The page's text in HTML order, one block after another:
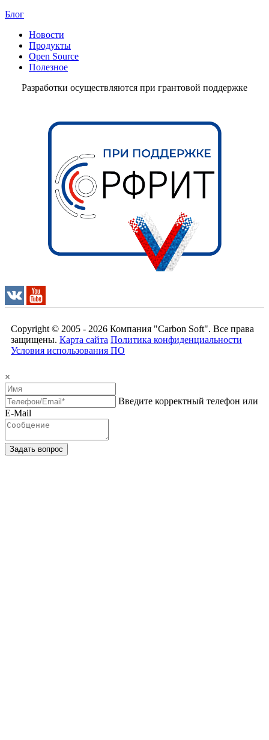
Блог
Новости
Продукты
Open Source
Полезное
Разработки осуществляются при грантовой поддержке
Copyright © 2005 - 2026 Компания "Carbon Soft". Все права
защищены. Карта сайта Политика конфиденциальности
Условия использования ПО
×
Введите корректный телефон или
E-Mail
Задать вопрос